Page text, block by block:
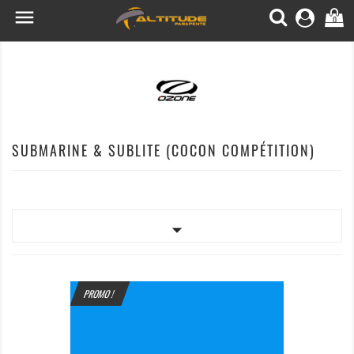
 0
SUBMARINE & SUBLITE (COCON COMPÉTITION)

PROMO !